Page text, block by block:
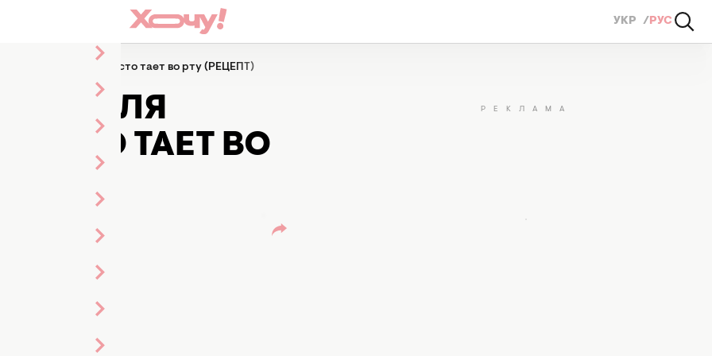
УКР РУС
вареников: оно просто тает во рту (РЕЦЕПТ)
ДЛЯ
ТАЕТ ВО